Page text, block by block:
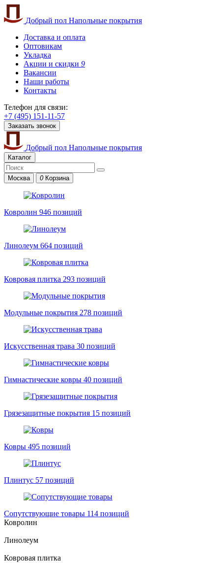
Добрый пол Напольные покрытия
Доставка и оплата
Оптовикам
Укладка
Акции и скидки 9
Вакансии
Наши работы
Контакты
Телефон для связи:
+7 (495) 151-11-57
Заказать звонок
Добрый пол Напольные покрытия
Каталог
Москва 0 Корзина
Ковролин 946 позиций
Линолеум 664 позиций
Ковровая плитка 293 позиций
Модульные покрытия 278 позиций
Искусственная трава 30 позиций
Гимнастические ковры 40 позиций
Грязезащитные покрытия 15 позиций
Ковры 495 позиций
Плинтус 57 позиций
Сопутствующие товары 114 позиций
Ковролин
Линолеум
Ковровая плитка